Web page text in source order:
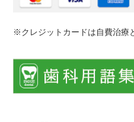
※クレジットカードは自費治療